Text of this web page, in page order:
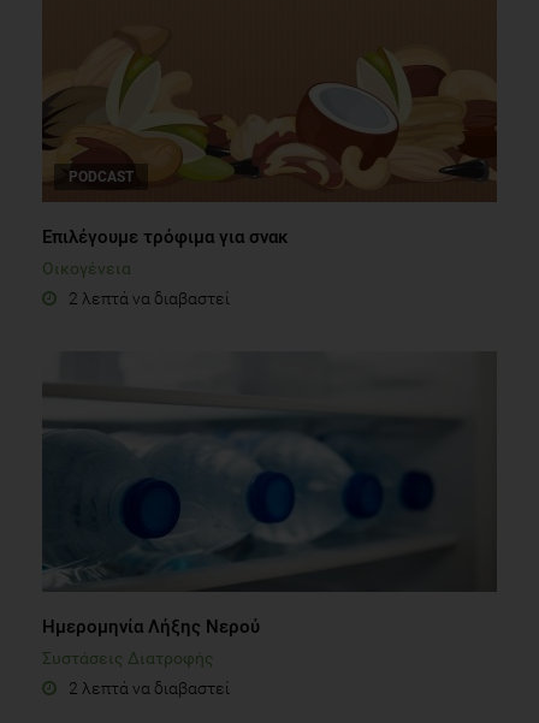
PODCAST
Επιλέγουμε τρόφιμα για σνακ
Οικογένεια
2 λεπτά να διαβαστεί
Ημερομηνία Λήξης Νερού
Συστάσεις Διατροφής
2 λεπτά να διαβαστεί